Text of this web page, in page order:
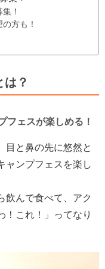
！
方も！
は？
フェスが楽しめる！
目と鼻の先に悠然と
ャンプフェスを楽し
飲んで食べて、アク
！これ！」ってなり